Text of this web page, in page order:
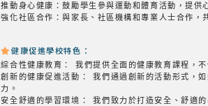
推動身心健康：鼓勵學生參與運動和體育活動，提
強化社區合作：與家長、社區機構和專業人士合作
健康促進學校特色：
綜合性健康教育： 我們提供全面的健康教育課程，
創新的健康促進活動： 我們通過創新的活動形式，
力。
安全舒適的學習環境： 我們致力於打造安全、舒適